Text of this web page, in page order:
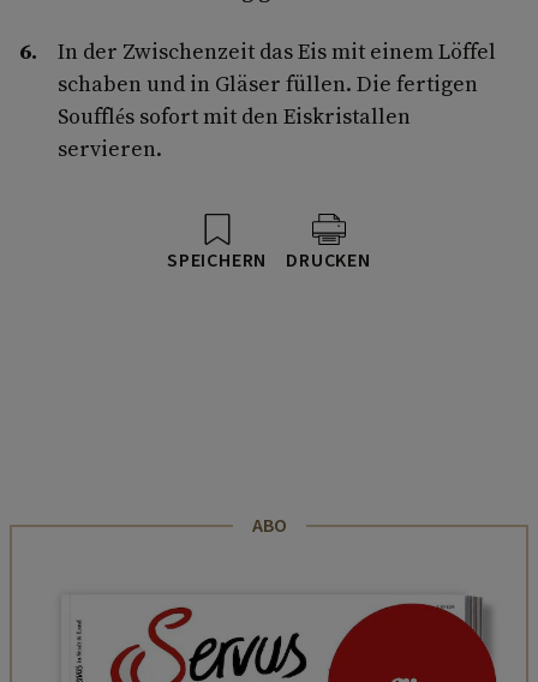
In der Zwischenzeit das Eis mit einem Löffel
schaben und in Gläser füllen. Die fertigen
Soufflés sofort mit den Eiskristallen
servieren.
SPEICHERN DRUCKEN
ABO